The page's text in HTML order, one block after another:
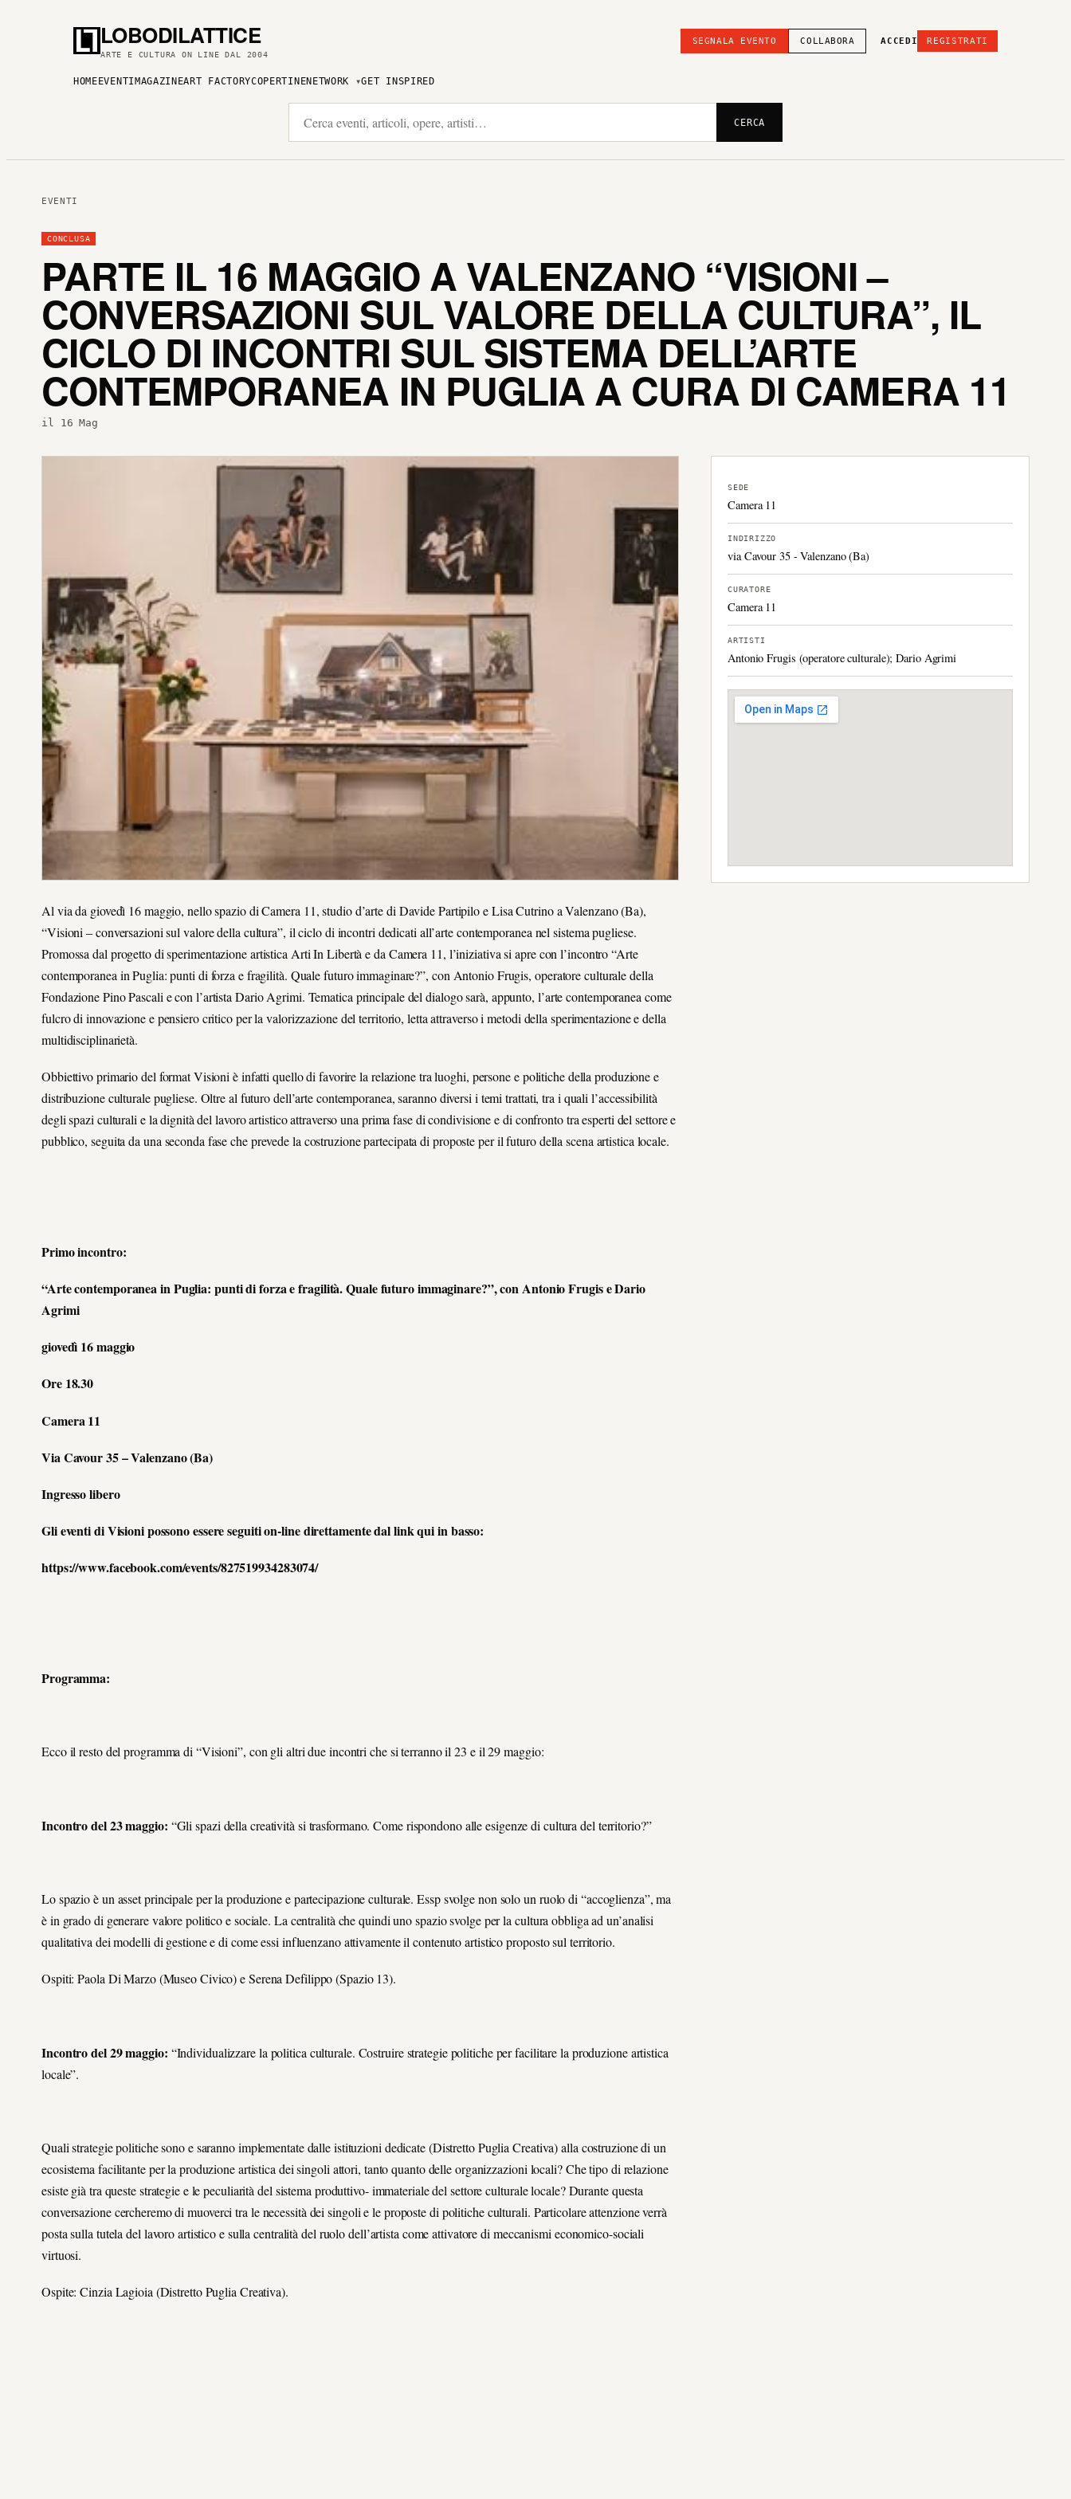
LOBODILATTICE
ARTE E CULTURA ON LINE DAL 2004
SEGNALA EVENTO COLLABORA ACCEDI REGISTRATI
HOME EVENTI MAGAZINEART FACTORYCOPERTINENETWORK GET INSPIRED
CERCA
EVENTI
CONCLUSA
PARTE IL 16 MAGGIO A VALENZANO “VISIONI –
CONVERSAZIONI SUL VALORE DELLA CULTURA”, IL
CICLO DI INCONTRI SUL SISTEMA DELL’ARTE
CONTEMPORANEA IN PUGLIA A CURA DI CAMERA 11
il 16 Mag
Al via da giovedì 16 maggio, nello spazio di Camera 11, studio d’arte di Davide Partipilo e Lisa Cutrino a Valenzano (Ba),
“Visioni – conversazioni sul valore della cultura”, il ciclo di incontri dedicati all’arte contemporanea nel sistema pugliese.
Promossa dal progetto di sperimentazione artistica Arti In Libertà e da Camera 11, l’iniziativa si apre con l’incontro “Arte
contemporanea in Puglia: punti di forza e fragilità. Quale futuro immaginare?”, con Antonio Frugis, operatore culturale della
Fondazione Pino Pascali e con l’artista Dario Agrimi. Tematica principale del dialogo sarà, appunto, l’arte contemporanea come
fulcro di innovazione e pensiero critico per la valorizzazione del territorio, letta attraverso i metodi della sperimentazione e della
multidisciplinarietà.
Obbiettivo primario del format Visioni è infatti quello di favorire la relazione tra luoghi, persone e politiche della produzione e
distribuzione culturale pugliese. Oltre al futuro dell’arte contemporanea, saranno diversi i temi trattati, tra i quali l’accessibilità
degli spazi culturali e la dignità del lavoro artistico attraverso una prima fase di condivisione e di confronto tra esperti del settore e
pubblico, seguita da una seconda fase che prevede la costruzione partecipata di proposte per il futuro della scena artistica locale.
Primo incontro:
“Arte contemporanea in Puglia: punti di forza e fragilità. Quale futuro immaginare?”, con Antonio Frugis e Dario
Agrimi
giovedì 16 maggio
Ore 18.30
Camera 11
Via Cavour 35 – Valenzano (Ba)
Ingresso libero
Gli eventi di Visioni possono essere seguiti on-line direttamente dal link qui in basso:
https://www.facebook.com/events/827519934283074/
Programma:
Ecco il resto del programma di “Visioni”, con gli altri due incontri che si terranno il 23 e il 29 maggio:
Incontro del 23 maggio: “Gli spazi della creatività si trasformano. Come rispondono alle esigenze di cultura del territorio?”
Lo spazio è un asset principale per la produzione e partecipazione culturale. Essp svolge non solo un ruolo di “accoglienza”, ma
è in grado di generare valore politico e sociale. La centralità che quindi uno spazio svolge per la cultura obbliga ad un’analisi
qualitativa dei modelli di gestione e di come essi influenzano attivamente il contenuto artistico proposto sul territorio.
Ospiti: Paola Di Marzo (Museo Civico) e Serena Defilippo (Spazio 13).
Incontro del 29 maggio: “Individualizzare la politica culturale. Costruire strategie politiche per facilitare la produzione artistica
locale”.
Quali strategie politiche sono e saranno implementate dalle istituzioni dedicate (Distretto Puglia Creativa) alla costruzione di un
ecosistema facilitante per la produzione artistica dei singoli attori, tanto quanto delle organizzazioni locali? Che tipo di relazione
esiste già tra queste strategie e le peculiarità del sistema produttivo- immateriale del settore culturale locale? Durante questa
conversazione cercheremo di muoverci tra le necessità dei singoli e le proposte di politiche culturali. Particolare attenzione verrà
posta sulla tutela del lavoro artistico e sulla centralità del ruolo dell’artista come attivatore di meccanismi economico-sociali
virtuosi.
Ospite: Cinzia Lagioia (Distretto Puglia Creativa).
SEDE
Camera 11
INDIRIZZO
via Cavour 35 - Valenzano (Ba)
CURATORE
Camera 11
ARTISTI
Antonio Frugis (operatore culturale); Dario Agrimi